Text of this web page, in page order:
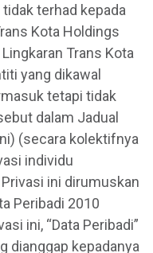
terhad kepada
Kota Holdings
Trans Kota
yang dikawal
tetapi tidak
dalam Jadual
(secara kolektifnya
individu
ini dirumuskan
Peribadi 2010
ini, “Data Peribadi”
dianggap kepadanya